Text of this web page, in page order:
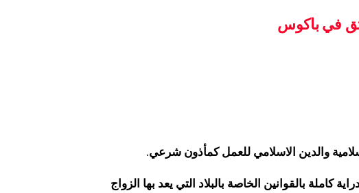
في باكوس
والدين الاسلامي للعمل كمأذون شرعي.
بالقوانين الخاصة بالبلاد التي يعد بها الزواج